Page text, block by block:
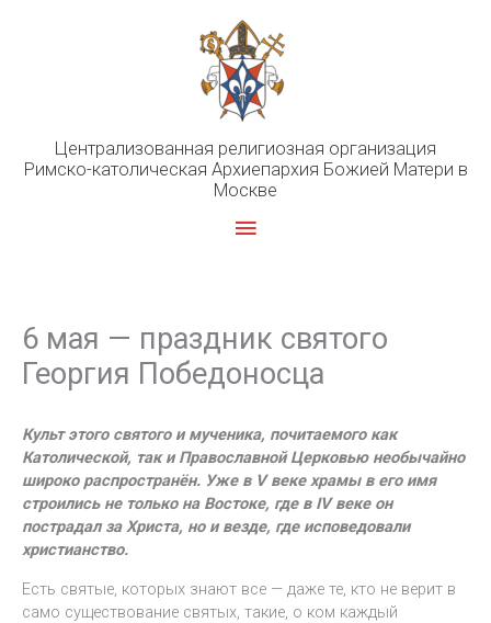
Централизованная религиозная организация
Римско-католическая Архиепархия Божией Матери в
Москве
Главное
6 мая — праздник святого
Георгия Победоносца
Культ этого святого и мученика, почитаемого как
Католической, так и Православной Церковью необычайно
широко распространён. Уже в V веке храмы в его имя
строились не только на Востоке, где в IV веке он
пострадал за Христа, но и везде, где исповедовали
христианство.
Есть святые, которых знают все — даже те, кто не верит в
само существование святых, такие, о ком каждый